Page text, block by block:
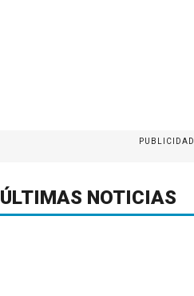
PUBLICIDAD
ÚLTIMAS NOTICIAS